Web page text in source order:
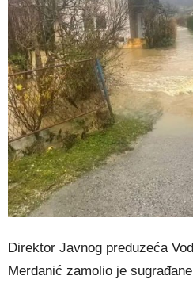
Direktor Javnog preduzeća
Merdanić zamolio je